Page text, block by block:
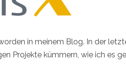
in meinem Blog. In der
Projekte kümmern, wie ich es